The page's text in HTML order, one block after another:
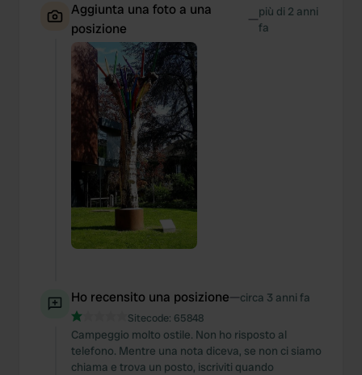
Aggiunta una foto a una
posizione
—più di 2 anni
fa
Ho recensito una posizione—circa 3 anni fa
Sitecode: 65848
Campeggio molto ostile. Non ho risposto al
telefono. Mentre una nota diceva, se non ci siamo
chiama e trova un posto, iscriviti quando